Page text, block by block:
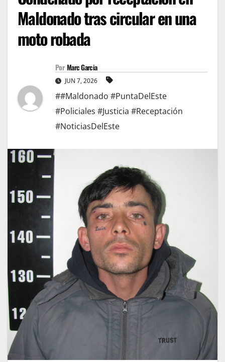
Maldonado tras circular en una
moto robada
Por Marc Garcia
JUN 7, 2026
##Maldonado #PuntaDelEste
#Policiales #Justicia #Receptación
#NoticiasDelEste